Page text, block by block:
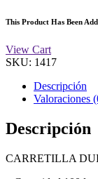
This Product Has Been
View Cart
SKU: 1417
Descripción
Valoraciones
Descripción
CARRETILLA